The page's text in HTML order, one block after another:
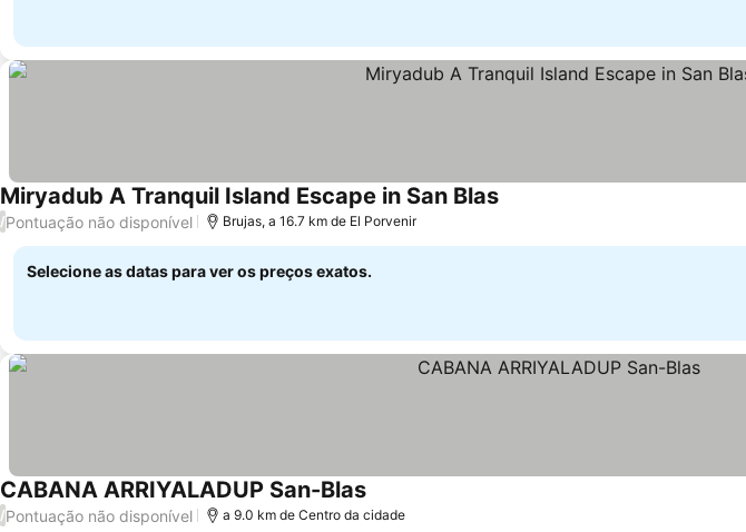
Miryadub A Tranquil Island Escape in San Blas
/Pontuação não disponível Brujas, a 16.7 km de El Porvenir
Selecione as datas para ver os preços exatos.
CABANA ARRIYALADUP San-Blas
/Pontuação não disponível a 9.0 km de Centro da cidade